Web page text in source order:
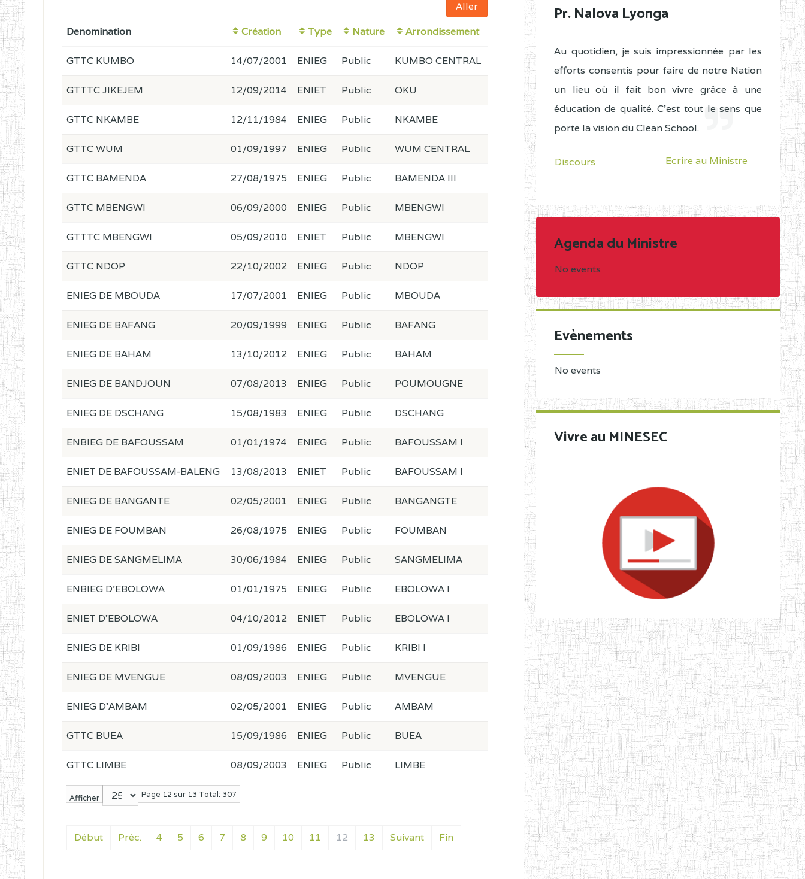
Denomination Création Type Nature Arrondissement
Afficher Page 12 sur 13 Total: 307
Début Préc. 4 5 6 7 8 9 10 11 12 13 Suivant Fin
GTTC KUMBO 14/07/2001 ENIEG Public KUMBO CENTRAL
GTTTC JIKEJEM 12/09/2014 ENIET Public OKU
GTTC NKAMBE 12/11/1984 ENIEG Public NKAMBE
GTTC WUM 01/09/1997 ENIEG Public WUM CENTRAL
GTTC BAMENDA 27/08/1975 ENIEG Public BAMENDA III
GTTC MBENGWI 06/09/2000 ENIEG Public MBENGWI
GTTTC MBENGWI 05/09/2010 ENIET Public MBENGWI
GTTC NDOP 22/10/2002 ENIEG Public NDOP
ENIEG DE MBOUDA 17/07/2001 ENIEG Public MBOUDA
ENIEG DE BAFANG 20/09/1999 ENIEG Public BAFANG
ENIEG DE BAHAM 13/10/2012 ENIEG Public BAHAM
ENIEG DE BANDJOUN 07/08/2013 ENIEG Public POUMOUGNE
ENIEG DE DSCHANG 15/08/1983 ENIEG Public DSCHANG
ENBIEG DE BAFOUSSAM 01/01/1974 ENIEG Public BAFOUSSAM I
ENIET DE BAFOUSSAM-BALENG 13/08/2013 ENIET Public BAFOUSSAM I
ENIEG DE BANGANTE 02/05/2001 ENIEG Public BANGANGTE
ENIEG DE FOUMBAN 26/08/1975 ENIEG Public FOUMBAN
ENIEG DE SANGMELIMA 30/06/1984 ENIEG Public SANGMELIMA
ENBIEG D'EBOLOWA 01/01/1975 ENIEG Public EBOLOWA I
ENIET D'EBOLOWA 04/10/2012 ENIET Public EBOLOWA I
ENIEG DE KRIBI 01/09/1986 ENIEG Public KRIBI I
ENIEG DE MVENGUE 08/09/2003 ENIEG Public MVENGUE
ENIEG D'AMBAM 02/05/2001 ENIEG Public AMBAM
GTTC BUEA 15/09/1986 ENIEG Public BUEA
GTTC LIMBE 08/09/2003 ENIEG Public LIMBE
Pr. Nalova Lyonga
Au quotidien, je suis impressionnée par les
efforts consentis pour faire de notre Nation
un lieu où il fait bon vivre grâce à une
éducation de qualité. C'est tout le sens que
porte la vision du Clean School.
Discours Ecrire au Ministre
Agenda du Ministre
No events
Evènements
No events
Vivre au MINESEC